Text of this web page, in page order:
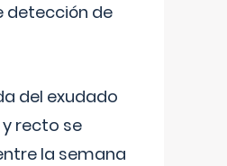
detección de
del exudado
recto se
la semana